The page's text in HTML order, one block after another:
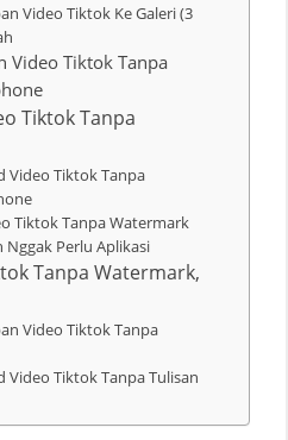
Video Tiktok Ke Galeri (3
Video Tiktok Tanpa
Tiktok Tanpa
Video Tiktok Tanpa
Tiktok Tanpa Watermark
Nggak Perlu Aplikasi
Tanpa Watermark,
Video Tiktok Tanpa
Video Tiktok Tanpa Tulisan